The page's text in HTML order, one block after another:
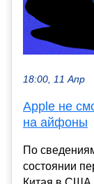
18:00, 11 Апр
Apple не
на айфоны
По
состоянии